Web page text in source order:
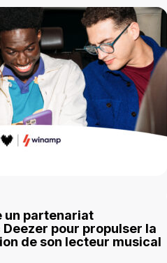
un partenariat
pour propulser la
de son lecteur musical